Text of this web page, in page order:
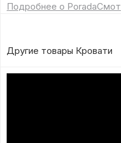
Подробнее о Porada
Другие товары Кровати